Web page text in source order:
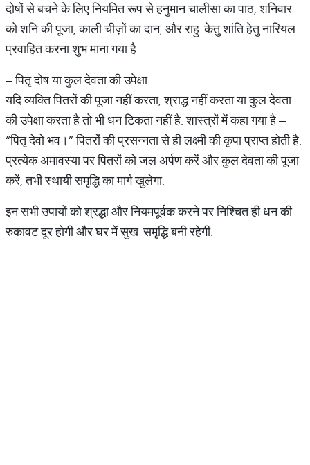
दोषों से बचने के लिए नियमित रूप से हनुमान चालीसा का पाठ, शनिवार
को शनि की पूजा, काली चीज़ों का दान, और राहु-केतु शांति हेतु नारियल
प्रवाहित करना शुभ माना गया है.
– पितृ दोष या कुल देवता की उपेक्षा
यदि व्यक्ति पितरों की पूजा नहीं करता, श्राद्ध नहीं करता या कुल देवता
की उपेक्षा करता है तो भी धन टिकता नहीं है. शास्त्रों में कहा गया है –
“पितृ देवो भव।” पितरों की प्रसन्नता से ही लक्ष्मी की कृपा प्राप्त होती है.
प्रत्येक अमावस्या पर पितरों को जल अर्पण करें और कुल देवता की पूजा
करें, तभी स्थायी समृद्धि का मार्ग खुलेगा.
इन सभी उपायों को श्रद्धा और नियमपूर्वक करने पर निश्चित ही धन की
रुकावट दूर होगी और घर में सुख-समृद्धि बनी रहेगी.